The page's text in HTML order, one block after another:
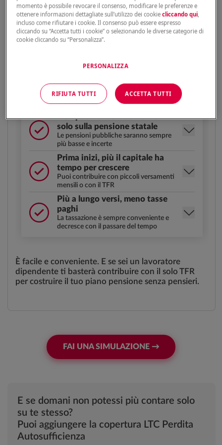
GIOVANI
(0-29 anni)
ADULTI
(30-49 anni)
SENIOR
(da 50 anni in su)
subito un futuro più sicuro per i tuoi figli o
Non puoi fare affidamento
solo sulla pensione statale
Le pensioni pubbliche saranno sempre
più basse e incerte
Prima inizi, più il capitale ha
tempo per crescere
Puoi contribuire con piccoli versamenti
mensili o con il TFR
Più a lungo versi, meno tasse
paghi
La tassazione è sempre conveniente e
decresce con il passare del tempo
È facile e conveniente. E se sei un lavoratore
dipendente ti basterà contribuire con il solo TFR
per costruire il tuo piano pensione senza pensieri.
FAI UNA SIMULAZIONE →
E se domani non potessi più contare solo
su te stesso?
Puoi aggiungere la copertura LTC Perdita
Autosufficienza
momento è possibile revocare il consenso, modificare le preferenze e
ottenere informazioni dettagliate sull’utilizzo dei cookiecliccando qui,
incluso come rifiutare i cookie. Il consenso può essere espresso
cliccando su “Accetta tutti i cookie” o selezionando le diverse categorie di
cookie cliccando su “Personalizza”.
PERSONALIZZA
RIFIUTA TUTTI ACCETTA TUTTI